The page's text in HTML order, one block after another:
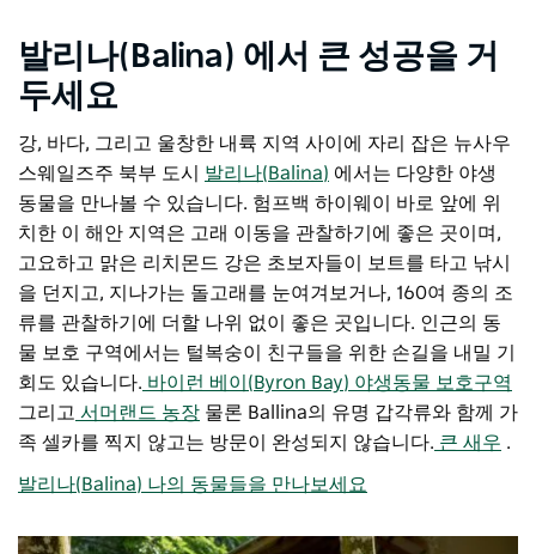
발리나(Balina) 에서 큰 성공을 거
두세요
강, 바다, 그리고 울창한 내륙 지역 사이에 자리 잡은 뉴사우
스웨일즈주 북부 도시 발리나(Balina) 에서는 다양한 야생
동물을 만나볼 수 있습니다. 험프백 하이웨이 바로 앞에 위
치한 이 해안 지역은 고래 이동을 관찰하기에 좋은 곳이며,
고요하고 맑은 리치몬드 강은 초보자들이 보트를 타고 낚시
을 던지고, 지나가는 돌고래를 눈여겨보거나, 160여 종의 조
류를 관찰하기에 더할 나위 없이 좋은 곳입니다. 인근의 동
물 보호 구역에서는 털복숭이 친구들을 위한 손길을 내밀 기
회도 있습니다. 바이런 베이(Byron Bay) 야생동물 보호구역
그리고 서머랜드 농장 물론 Ballina의 유명 갑각류와 함께 가
족 셀카를 찍지 않고는 방문이 완성되지 않습니다. 큰 새우 .
발리나(Balina) 나의 동물들을 만나보세요